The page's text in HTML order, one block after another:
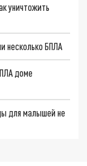
уничтожить
несколько БПЛА
доме
для малышей не